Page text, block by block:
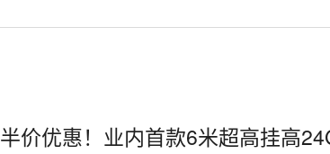
半价优惠！业内首款6米超高挂高